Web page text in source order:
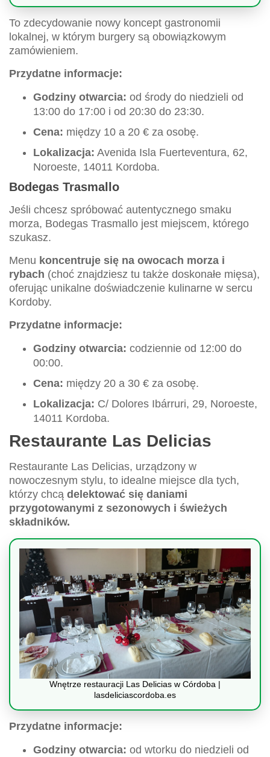
To zdecydowanie nowy koncept gastronomii
lokalnej, w którym burgery są obowiązkowym
zamówieniem.
Przydatne informacje:
Godziny otwarcia: od środy do niedzieli od
13:00 do 17:00 i od 20:30 do 23:30.
Cena: między 10 a 20 € za osobę.
Lokalizacja: Avenida Isla Fuerteventura, 62,
Noroeste, 14011 Kordoba.
Bodegas Trasmallo
Jeśli chcesz spróbować autentycznego smaku
morza, Bodegas Trasmallo jest miejscem, którego
szukasz.
Menu koncentruje się na owocach morza i
rybach (choć znajdziesz tu także doskonałe mięsa),
oferując unikalne doświadczenie kulinarne w sercu
Kordoby.
Przydatne informacje:
Godziny otwarcia: codziennie od 12:00 do
00:00.
Cena: między 20 a 30 € za osobę.
Lokalizacja: C/ Dolores Ibárruri, 29, Noroeste,
14011 Kordoba.
Restaurante Las Delicias
Restaurante Las Delicias, urządzony w
nowoczesnym stylu, to idealne miejsce dla tych,
którzy chcą delektować się daniami
przygotowanymi z sezonowych i świeżych
składników.
Wnętrze restauracji Las Delicias w Córdoba |
lasdeliciascordoba.es
Przydatne informacje:
Godziny otwarcia: od wtorku do niedzieli od